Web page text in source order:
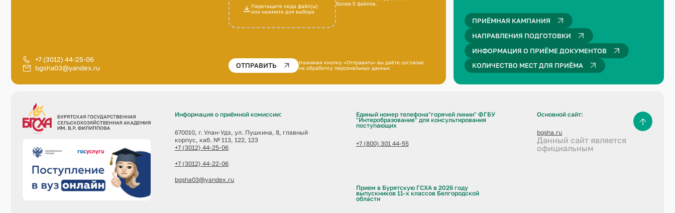
+7 (3012) 44-25-06
bgsha03@yandex.ru
Перетащите сюда файл(ы)
или нажмите для выбора
более 5 файлов.
ОТПРАВИТЬ Нажимая кнопку «Отправить» вы даёте согласие
на обработку персональных данных
ПРИЁМНАЯ КАМПАНИЯ
НАПРАВЛЕНИЯ ПОДГОТОВКИ
ИНФОРМАЦИЯ О ПРИЁМЕ ДОКУМЕНТОВ
КОЛИЧЕСТВО МЕСТ ДЛЯ ПРИЁМА
Информация о приёмной комиссии:
670010, г. Улан-Удэ, ул. Пушкина, 8, главный
корпус, каб. № 113, 122, 123
+7 (3012) 44-25-06
+7 (3012) 44-22-06
bgsha03@yandex.ru
Единый номер телефона"горячей линии" ФГБУ
"Интеробразование" для консультирования
поступающих
+7 (800) 301 44-55
Прием в Бурятскую ГСХА в 2026 году
выпускников 11-х классов Белгородской
области
Основной сайт:
bgsha.ru
Данный сайт является
официальным